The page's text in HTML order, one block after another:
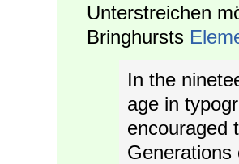
Unterstreichen
Bringhursts
In the
age in
encouraged